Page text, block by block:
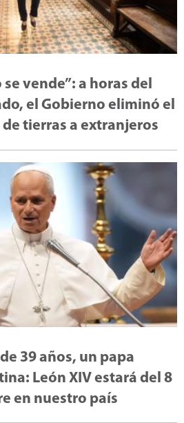
vende”: a horas del
el Gobierno eliminó el
tierras a extranjeros
39 años, un papa
León XIV estará del 8
en nuestro país